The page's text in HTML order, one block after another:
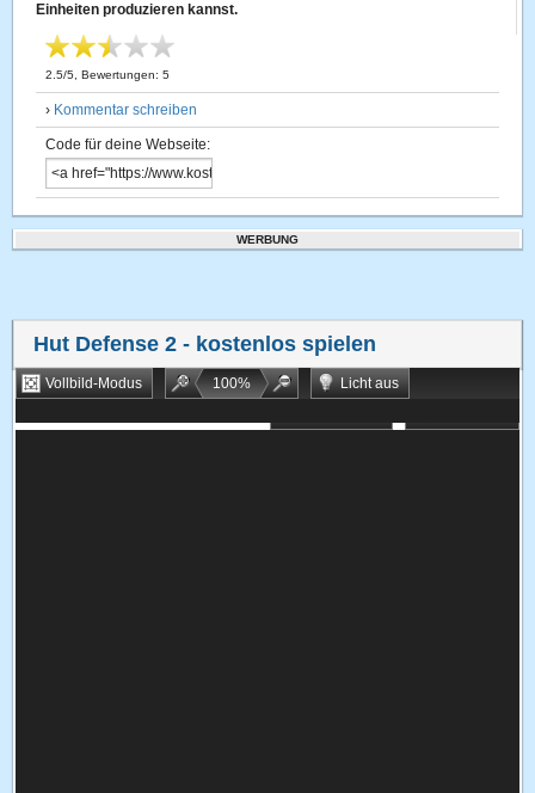
Einheiten produzieren kannst.
2.5/5 , Bewertungen:5
› Kommentar schreiben
Code für deine Webseite:
WERBUNG
Hut Defense 2 - kostenlos spielen
Vollbild-Modus 100%
Licht aus